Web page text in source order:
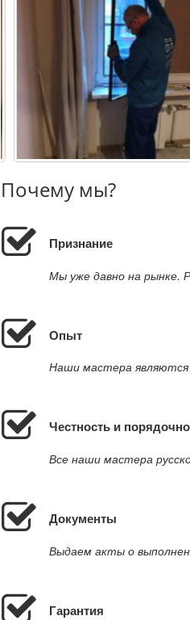
Почему мы?
Признание
Мы уже давно на рынке.
Опыт
Наши мастера являются
Честность и
Все наши мастера
Документы
Выдаем акты о
Гарантия